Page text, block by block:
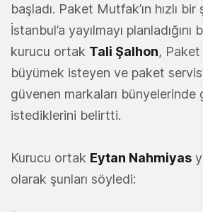
başladı. Paket Mutfak’ın hızlı
İstanbul’a yayılmayı
kurucu ortak Tali Şalhon,
büyümek isteyen ve paket
güvenen markaları bünyelerinde
istediklerini belirtti.
Kurucu ortak Eytan Nahmiyas
olarak şunları söyledi: